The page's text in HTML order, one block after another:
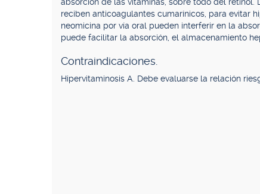
reciben anticoagulantes cumarínicos, para evitar
neomicina por vía oral pueden interferir en la
puede facilitar la absorción, el almacenamiento
Contraindicaciones.
Hipervitaminosis A. Debe evaluarse la relación